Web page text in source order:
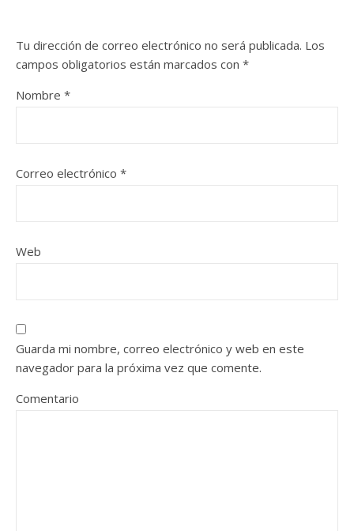
Tu dirección de correo electrónico no será publicada. Los
campos obligatorios están marcados con *
Nombre *
Correo electrónico *
Web
Guarda mi nombre, correo electrónico y web en este
navegador para la próxima vez que comente.
Comentario